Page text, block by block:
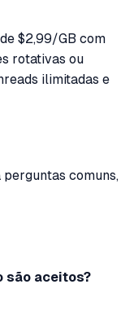
$2,99/GB com
rotativas ou
ilimitadas e
comuns,
são aceitos?